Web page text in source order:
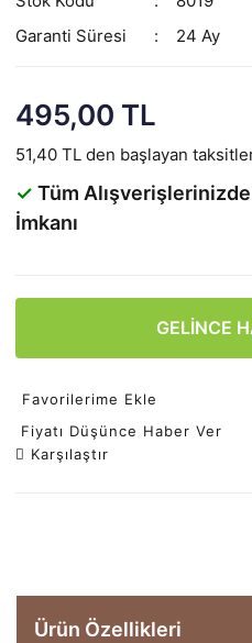
Garanti Süresi
24 Ay
495,00 TL
51,40 TL den başlayan
✓ Tüm
İmkanı
GELİNCE
Favorilerime Ekle
Fiyatı Düşünce Haber Ver
Karşılaştır
Ürün Özellikleri